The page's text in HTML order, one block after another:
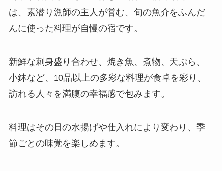
は、素潜り漁師の主人が営む、旬の魚介をふんだ
んに使った料理が自慢の宿です。
新鮮な刺身盛り合わせ、焼き魚、煮物、天ぷら、
小鉢など、10品以上の多彩な料理が食卓を彩り、
訪れる人々を満腹の幸福感で包みます。
料理はその日の水揚げや仕入れにより変わり、季
節ごとの味覚を楽しめます。